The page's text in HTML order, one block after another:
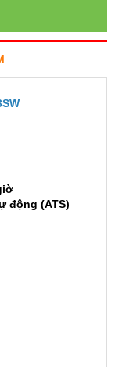
động (ATS)